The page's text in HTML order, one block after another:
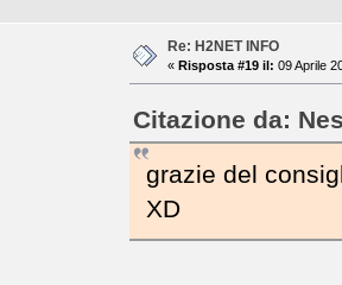
Re: H2NET INFO
« Risposta #19 il: 09 Aprile
Citazione da:
grazie del
XD